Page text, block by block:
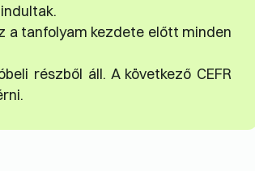
a tanfolyam kezdete előtt minden
részből áll. A következő CEFR